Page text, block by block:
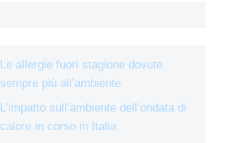
Le allergie fuori stagione dovute
sempre più all’ambiente
L’impatto sull’ambiente dell’ondata di
calore in corso in Italia